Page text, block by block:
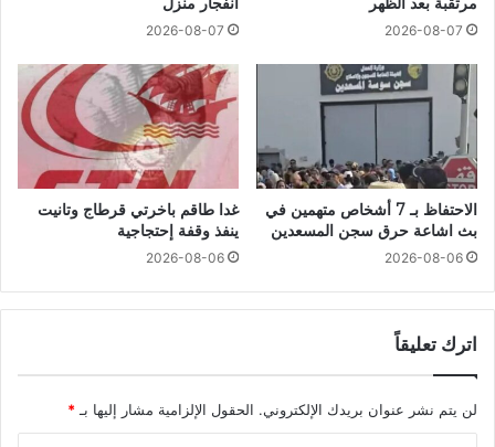
2026-08-07
2026-08-07
الاحتفاظ بـ 7 أشخاص متهمين في
بث اشاعة حرق سجن المسعدين
2026-08-06
غدا طاقم باخرتي قرطاج وتانيت
ينفذ وقفة إحتجاجية
2026-08-06
اترك تعليقاً
لن يتم نشر عنوان بريدك الإلكتروني. الحقول الإلزامية مشار إليها بـ *